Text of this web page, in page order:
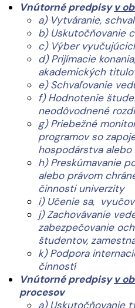
Vnútorné predpisyv
a) Vytváranie,
b) Uskutočňovanie
c) Výber
d) Prijímacie
akademických
e) Schvaľovanie
f) Hodnotenie
neodôvodnené
g) Priebežné
programov so
hospodárstva
h) Preskúmavanie
alebo právom
činnosti univerzity
i) Učenie sa,
j) Zachovávanie
zabezpečovanie
študentov,
k) Podpora
činností
Vnútorné predpisyv
procesov
a) Uskutočňovanie